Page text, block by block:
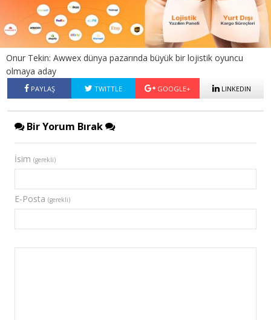
Onur Tekin: Awwex dünya pazarında büyük bir lojistik oyuncu
olmaya aday
PAYLAŞ TWITTLE GOOGLE+ LINKEDIN
Bir Yorum Bırak
İsim (gerekli)
E-Posta (gerekli)